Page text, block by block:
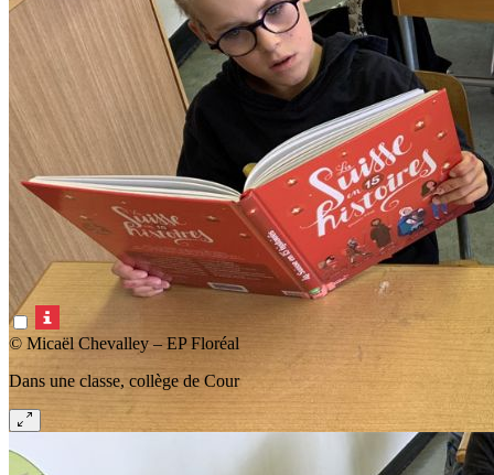
© Micaël Chevalley – EP Floréal
Dans une classe, collège de Cour